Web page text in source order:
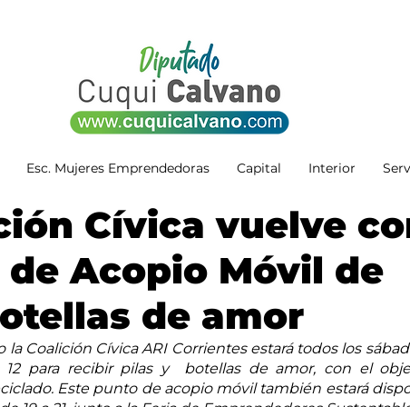
Esc. Mujeres Emprendedoras Capital Interior
Cívica vuelve
Acopio Móvil de
de amor
Coalición Cívica ARI Corrientes estará todos los
para recibir pilas y  botellas de amor, con el
Este punto de acopio móvil también estará